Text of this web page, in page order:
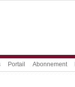
Portail Abonnement